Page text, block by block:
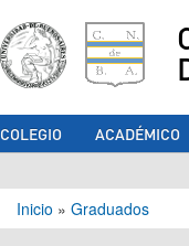
COLEGIO ACADÉMICO
Se
Inicio » Graduados